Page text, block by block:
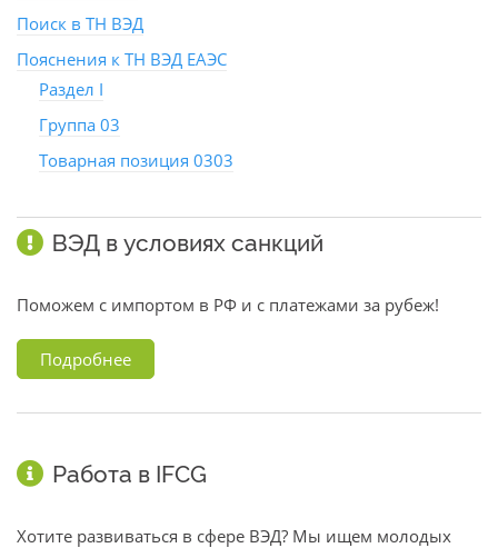
Поиск в ТН ВЭД
Пояснения к ТН ВЭД ЕАЭС
Раздел I
Группа 03
Товарная позиция 0303
ВЭД в условиях санкций
Поможем с импортом в РФ и с платежами за рубеж!
Подробнее
Работа в IFCG
Хотите развиваться в сфере ВЭД? Мы ищем молодых